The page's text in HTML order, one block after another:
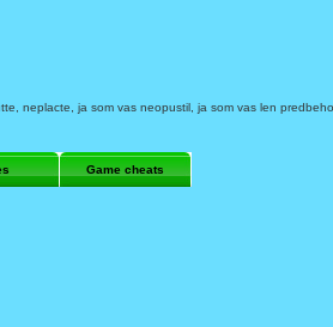
neplacte, ja som vas neopustil, ja som vas len
Game cheats